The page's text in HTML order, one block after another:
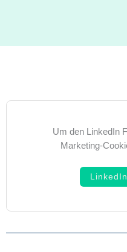
Um den LinkedIn
Marketing-